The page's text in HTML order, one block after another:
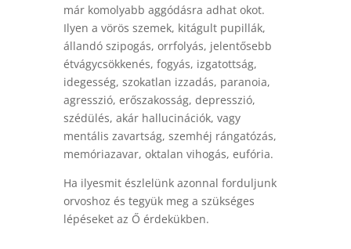
már komolyabb aggódásra adhat okot.
Ilyen a vörös szemek, kitágult pupillák,
állandó szipogás, orrfolyás, jelentősebb
étvágycsökkenés, fogyás, izgatottság,
idegesség, szokatlan izzadás, paranoia,
agresszió, erőszakosság, depresszió,
szédülés, akár hallucinációk, vagy
mentális zavartság, szemhéj rángatózás,
memóriazavar, oktalan vihogás, eufória.
Ha ilyesmit észlelünk azonnal forduljunk
orvoshoz és tegyük meg a szükséges
lépéseket az Ő érdekükben.